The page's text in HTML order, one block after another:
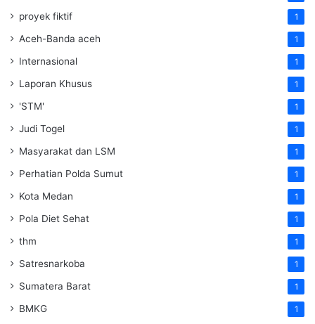
proyek fiktif 1
Aceh-Banda aceh 1
Internasional 1
Laporan Khusus 1
'STM' 1
Judi Togel 1
Masyarakat dan LSM 1
Perhatian Polda Sumut 1
Kota Medan 1
Pola Diet Sehat 1
thm 1
Satresnarkoba 1
Sumatera Barat 1
BMKG 1